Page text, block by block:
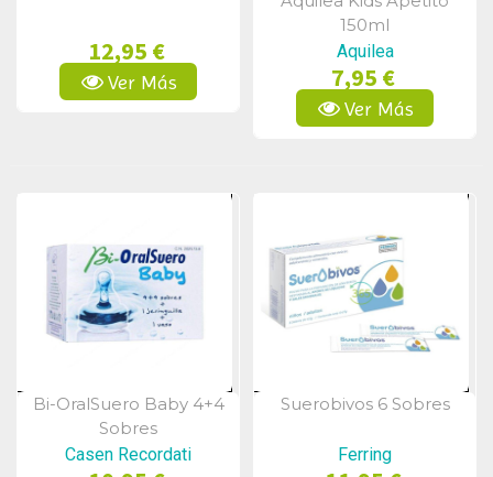
12,95 €
Ver Más
Vista Rápida
150ml
Aquilea
7,95 €
Ver Más
Vista Rápida
Bi-OralSuero Baby 4+4
Sobres
Casen Recordati
Vista Rápida
Suerobivos 6 Sobres
Ferring